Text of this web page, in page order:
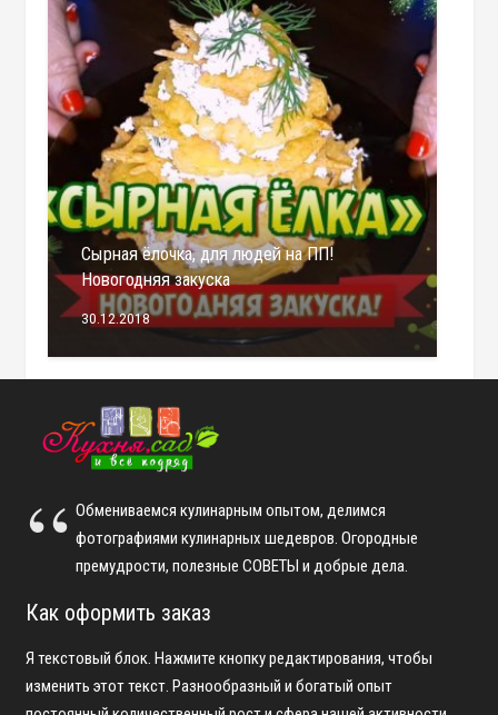
Сырная ёлочка, для людей на ПП!
Новогодняя закуска
30.12.2018
Обмениваемся кулинарным опытом, делимся
фотографиями кулинарных шедевров. Огородные
премудрости, полезные СОВЕТЫ и добрые дела.
Как оформить заказ
Я текстовый блок. Нажмите кнопку редактирования, чтобы
изменить этот текст. Разнообразный и богатый опыт